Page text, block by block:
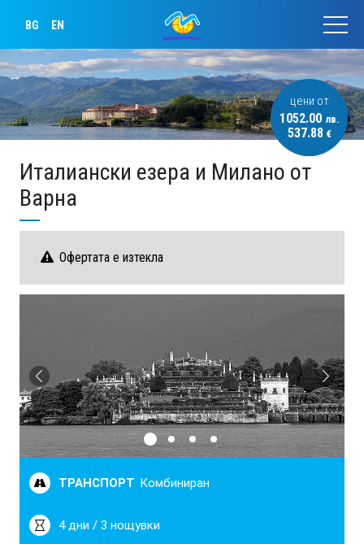
BG EN
Италиански езера и Милано от
Варна
Офертата е изтекла
цени от
1052.00 лв.
537.88 €
ТРАНСПОРТ Комбиниран
4 дни / 3 нощувки